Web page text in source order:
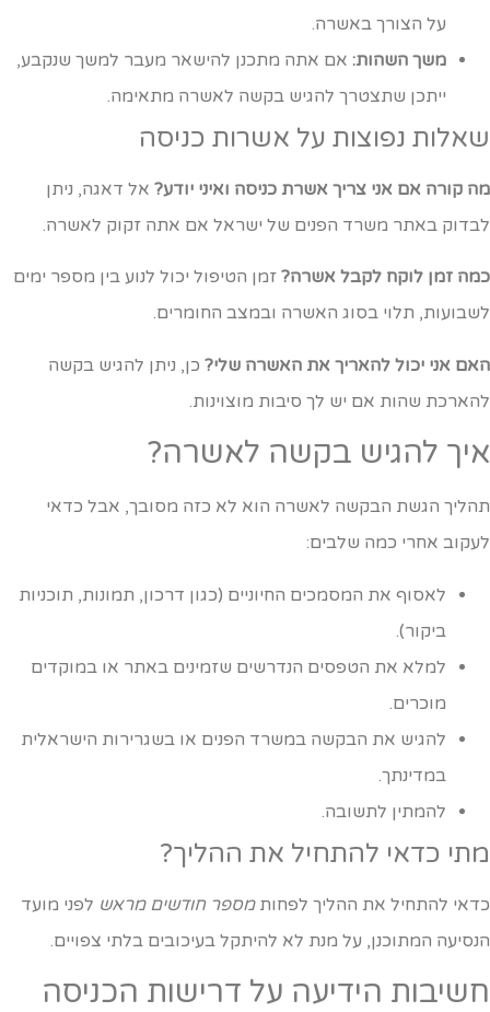
על הצורך באשרה.
משך השהות:אם אתה מתכנן להישאר מעבר למשך שנקבע,
ייתכן שתצטרך להגיש בקשה לאשרה מתאימה.
נפוצות על אשרות כניסה
קורה אם אני צריך אשרת כניסה ואיני יודע?אל דאגה, ניתן
באתר משרד הפנים של ישראל אם אתה זקוק לאשרה.
זמן לוקח לקבל אשרה?זמן הטיפול יכול לנוע בין מספר ימים
תלוי בסוג האשרה ובמצב החומרים.
אני יכול להאריך את האשרה שלי?כן, ניתן להגיש בקשה
שהות אם יש לך סיבות מוצוינות.
להגיש בקשה לאשרה?
הגשת הבקשה לאשרה הוא לא כזה מסובך, אבל כדאי
אחרי כמה שלבים:
לאסוף את המסמכים החיוניים (כגון דרכון, תמונות, תוכניות
ביקור).
למלא את הטפסים הנדרשים שזמינים באתר או במוקדים
מוכרים.
להגיש את הבקשה במשרד הפנים או בשגרירות הישראלית
במדינתך.
להמתין לתשובה.
כדאי להתחיל את ההליך?
להתחיל את ההליך לפחותמספר חודשים מראשלפני מועד
המתוכנן, על מנת לא להיתקל בעיכובים בלתי צפויים.
הידיעה על דרישות הכניסה